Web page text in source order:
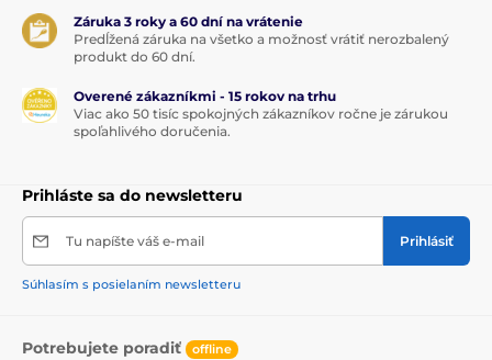
Záruka 3 roky a 60 dní na vrátenie
Predĺžená záruka na všetko a možnosť vrátiť nerozbalený
produkt do 60 dní.
Overené zákazníkmi - 15 rokov na trhu
Viac ako 50 tisíc spokojných zákazníkov ročne je zárukou
spoľahlivého doručenia.
Prihláste sa do newsletteru
Tu napíšte váš e-mail Prihlásiť
Súhlasím s posielaním newsletteru
Potrebujete poradiť offline